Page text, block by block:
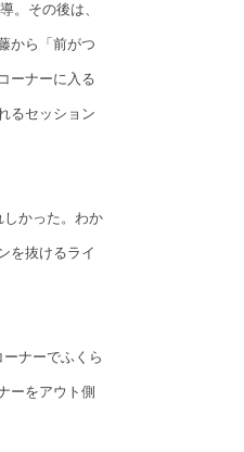
。その後は、
から「前がつ
ーナーに入る
るセッション
かった。わか
を抜けるライ
ナーでふくら
ーをアウト側